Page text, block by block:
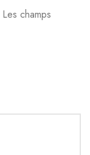
Les champs